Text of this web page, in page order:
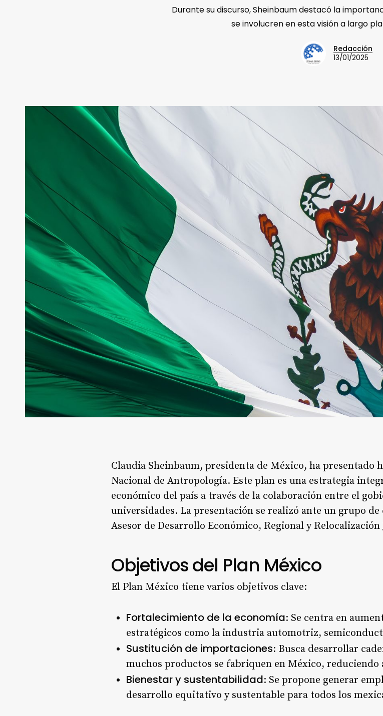
Durante su discurso, Sheinbaum destacó la
se involucren en esta visión a largo
Redacción
13/01/2025
Claudia Sheinbaum, presidenta de México, ha presentado
Nacional de Antropología. Este plan es una estrategia
económico del país a través de la colaboración entre el
universidades. La presentación se realizó ante un grupo
Asesor de Desarrollo Económico, Regional y Relocalización
Objetivos del Plan México
El Plan México tiene varios objetivos clave:
Fortalecimiento de la economía: Se centra en
estratégicos como la industria automotriz,
Sustitución de importaciones: Busca desarrollar
muchos productos se fabriquen en México, reduciendo
Bienestar y sustentabilidad: Se propone generar
desarrollo equitativo y sustentable para todos los